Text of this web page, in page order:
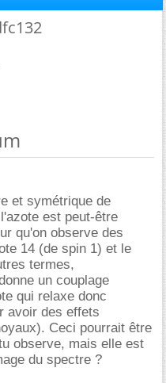
et symétrique de
est peut-être
qu'on observe des
14 (de spin 1) et le
termes,
un couplage
qui relaxe donc
avoir des effets
Ceci pourrait être
observe, mais elle est
du spectre ?